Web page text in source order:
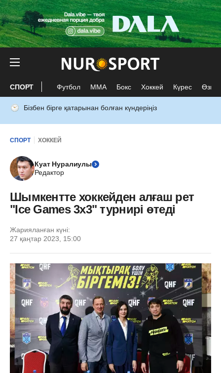
СПОРТ Футбол ММА Бокс Хоккей Күрес Өзге
Бізбен бірге қатарынан болған күндеріңіз
СПОРТ ХОККЕЙ
Куат Нуралиулы
Редактор
Шымкентте хоккейден алғаш рет
"Ice Games 3х3" турнирі өтеді
Жарияланған күні:
27 қаңтар 2023, 15:00